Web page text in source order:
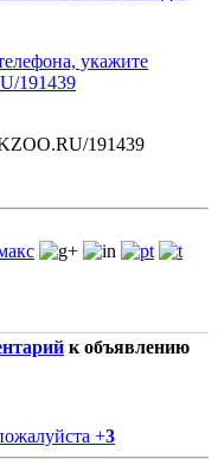
укажите
191439
191439
к объявлению
+3